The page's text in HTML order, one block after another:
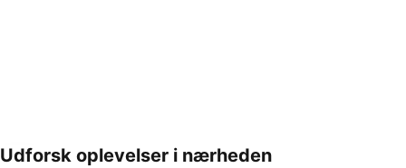
Udforsk oplevelser i nærheden